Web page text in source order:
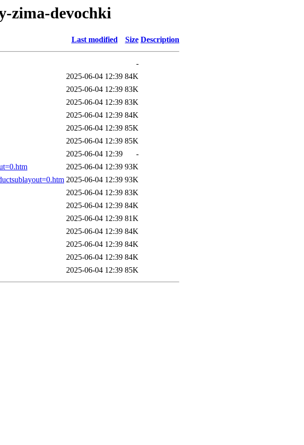
zima-devochki
Last modified Size Description
-
2025-06-04 12:39 84K
2025-06-04 12:39 83K
2025-06-04 12:39 83K
2025-06-04 12:39 84K
2025-06-04 12:39 85K
2025-06-04 12:39 85K
2025-06-04 12:39
-
2025-06-04 12:39 93K
2025-06-04 12:39 93K
2025-06-04 12:39 83K
2025-06-04 12:39 84K
2025-06-04 12:39 81K
2025-06-04 12:39 84K
2025-06-04 12:39 84K
2025-06-04 12:39 84K
2025-06-04 12:39 85K